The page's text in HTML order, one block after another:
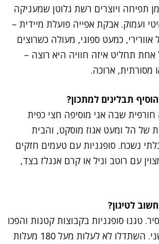
תפיחה ויוצרים רשת גלוטן שמעניקה
ועמוק. אבקת אפייה פועלת מיידית –
כמעט ספוגי, מעולה כשרוצים
אחת תחליט איזה חוויה היא רוצה –
מסורתית, ארוכה.
חורפית שבה אני מוסיפה חצי כפית
של הל ומעט אגוז מוסקט, והבית
נשכח. סופגניות עם טעמים חזקים
עם רוטב וניל או קרם אנגלז בצד,
טגנו סופגניות בקבוצות קטנות והפכו
בעדינות לצד השני. השתדלו לא לעלות מעל 180 מעלות